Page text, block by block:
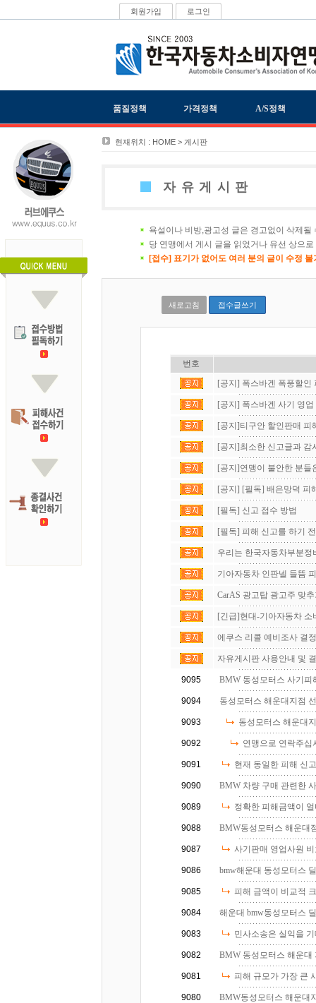
회원가입 로그인
품질정책 가격정책 A/S정책
현재위치 : HOME > 게시판
자유게시판
욕설이나 비방,광고성 글은 경고없이 삭제될
당 연맹에서 게시 글을 읽었거나 유선 상으
[접수] 표기가 없어도 여러 분의 글이 수정
새로고침 접수글쓰기
번호
[공지] 폭스바겐 폭풍할인
[공지] 폭스바겐 사기 영
[공지]티구안 할인판매 피
[공지]최소한 신고글과 감
[공지]연맹이 불안한 분들
[공지] [필독] 배은망덕 피
[필독] 신고 접수 방법
[필독] 피해 신고를 하기
우리는 한국자동차부분정
기아자동차 인판넬 들뜸
CarAS 광고탑 광고주 맞
[긴급]현대-기아자동차 소
에쿠스 리콜 예비조사 결
자유게시판 사용안내 및
9095 BMW 동성모터스 사기피
9094 동성모터스 해운대지점
9093 동성모터스 해운대
9092 연맹으로 연락주십
9091 현재 동일한 피해 신
9090 BMW 차량 구매 관련한
9089 정확한 피해금액이
9088 BMW동성모터스 해운대
9087 사기판매 영업사원
9086 bmw해운대 동성모터스
9085 피해 금액이 비교적
9084 해운대 bmw동성모터스
9083 민사소송은 실익을
9082 BMW 동성모터스 해운대
9081 피해 규모가 가장 큰
9080 BMW동성모터스 해운대